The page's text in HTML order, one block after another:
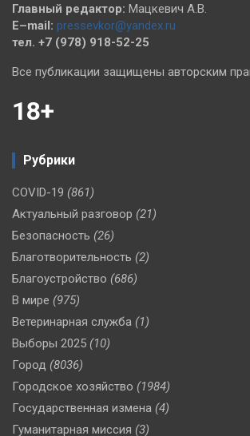
Главный редактор: Мацкевич А.В.
E–mail: pressevkor@yandex.ru
тел. +7 (978) 918-52-25
Все публикации защищены авторским
18+
Рубрики
COVID-19 (861)
Актуальный разговор (21)
Безопасность (26)
Благотворительность (2)
Благоустройство (686)
В мире (975)
Ветеринарная служба (1)
Выборы 2025 (10)
Город (8036)
Городское хозяйство (1984)
Государственная измена (4)
Гуманитарная миссия (3)